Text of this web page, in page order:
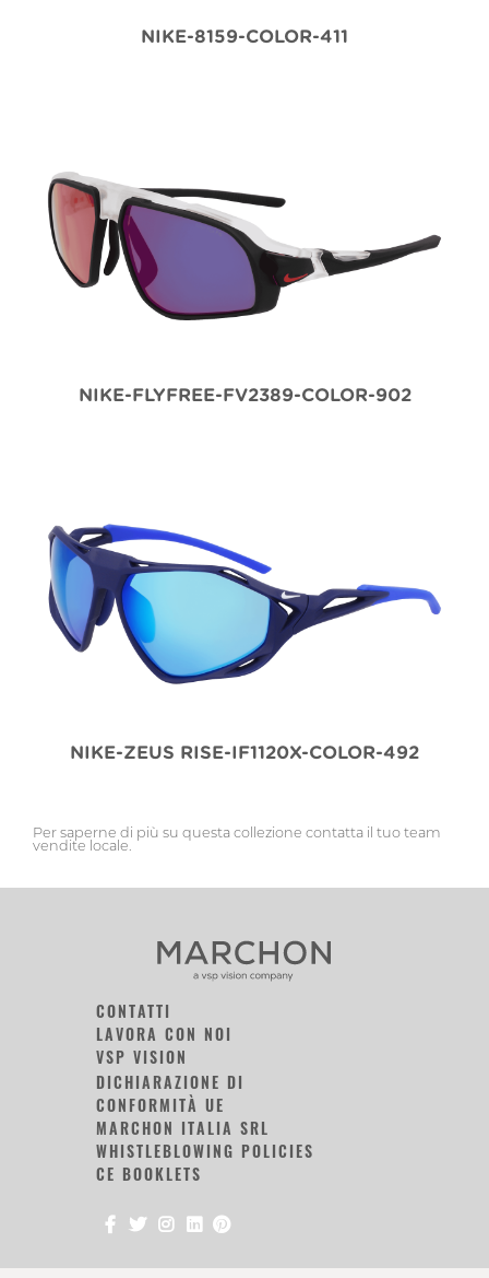
NIKE-8159-COLOR-411
NIKE-FLYFREE-FV2389-COLOR-902
NIKE-ZEUS RISE-IF1120X-COLOR-492
Per saperne di più su questa collezione contatta il tuo team
vendite locale.
CONTATTI
LAVORA CON NOI
VSP VISION
DICHIARAZIONE DI
CONFORMITÀ UE
MARCHON ITALIA SRL
WHISTLEBLOWING POLICIES
CE BOOKLETS